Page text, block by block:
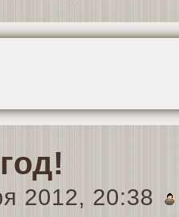
2012, 20:38